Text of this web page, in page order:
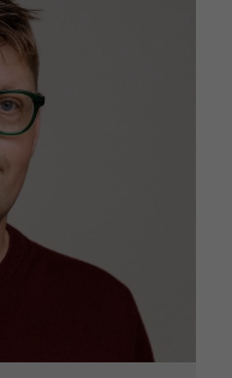
webbplats
ska prestera
så bra som
möjligt under
ditt besök.
Om du nekar
de här
kakorna
kommer viss
funktionalitet